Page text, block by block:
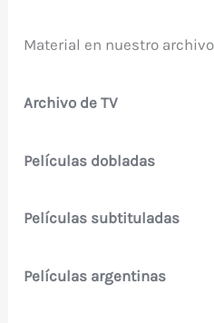
Material en nuestro
Archivo de TV
Películas dobladas
Películas subtituladas
Películas argentinas